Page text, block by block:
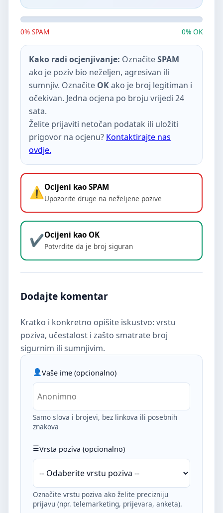
0% SPAM 0% OK
Kako radi ocjenjivanje: OznačiteSPAM
ako je poziv bio neželjen, agresivan ili
sumnjiv. Označite OKako je broj legitiman i
očekivan. Jedna ocjena po broju vrijedi 24
sata.
Želite prijaviti netočan podatak ili uložiti
prigovor na ocjenu? Kontaktirajte nas
ovdje.
Ocijeni kao SPAM
Upozorite druge na neželjene pozive
Ocijeni kao OK
Potvrdite da je broj siguran
Dodajte komentar
Kratko i konkretno opišite iskustvo: vrstu
poziva, učestalost i zašto smatrate broj
sigurnim ili sumnjivim.
Vaše ime (opcionalno)
Samo slova i brojevi, bez linkova ili posebnih
znakova
Vrsta poziva (opcionalno)
Označite vrstu poziva ako želite precizniju
prijavu (npr. telemarketing, prijevara, anketa).